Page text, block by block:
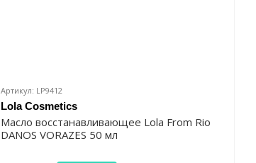
Артикул: LP9412
Lola Cosmetics
Масло восстанавливающее Lola From Rio
DANOS VORAZES 50 мл